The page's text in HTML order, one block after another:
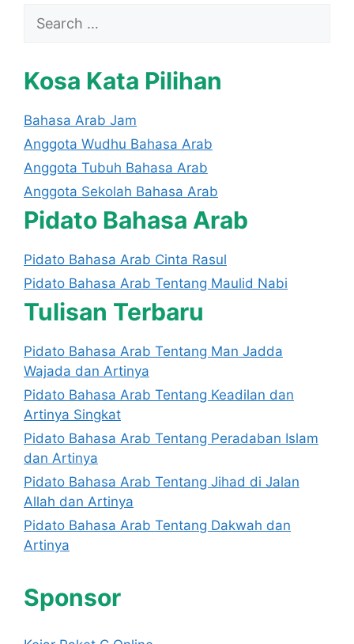
for:
Kosa Kata Pilihan
Bahasa Arab Jam
Anggota Wudhu Bahasa Arab
Anggota Tubuh Bahasa Arab
Anggota Sekolah Bahasa Arab
Pidato Bahasa Arab
Pidato Bahasa Arab Cinta Rasul
Pidato Bahasa Arab Tentang Maulid Nabi
Tulisan Terbaru
Pidato Bahasa Arab Tentang Man Jadda
Wajada dan Artinya
Pidato Bahasa Arab Tentang Keadilan dan
Artinya Singkat
Pidato Bahasa Arab Tentang Peradaban Islam
dan Artinya
Pidato Bahasa Arab Tentang Jihad di Jalan
Allah dan Artinya
Pidato Bahasa Arab Tentang Dakwah dan
Artinya
Sponsor